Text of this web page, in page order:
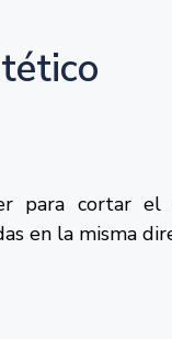
para cortar el
en la misma